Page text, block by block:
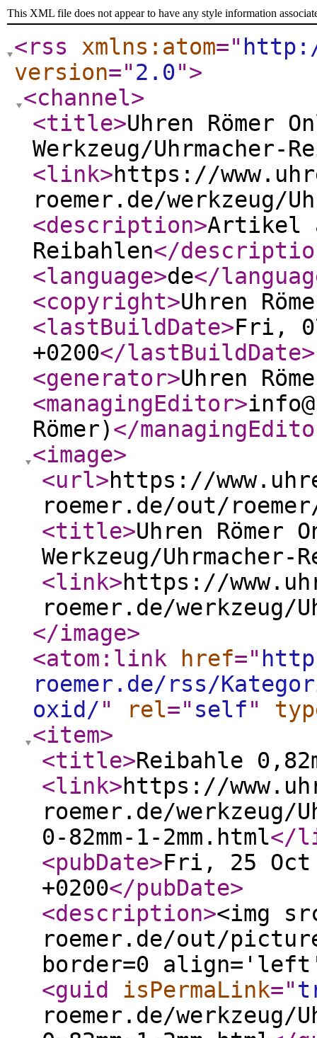
This XML file does not appear to have any style information
<rss xmlns:atom="
version="2.0">
<channel>
<title>Uhren Römer
Werkzeug/Uhrmacher-
<link>https://
roemer.de/werkzeug/
<description>Artikel
Reibahlen</
<language>de</
<copyright>Uhren
<lastBuildDate>Fri,
+0200</lastBuildDate>
<generator>Uhren
<managingEditor>
Römer)</
<image>
<url>https://
roemer.de/out/
<title>Uhren Römer
Werkzeug/
<link>https://
roemer.de/werkzeug/
</image>
<atom:link
href="
roemer.de/rss/
oxid/" rel=" self"
<item>
<title>Reibahle
<link>https://
roemer.de/werkzeug/
0-82mm-1-2mm.html</
<pubDate>Fri, 25 Oct
+0200</pubDate>
<description><img
roemer.de/out/
border=0 align='left'
<guid
isPermaLink="
roemer.de/werkzeug/